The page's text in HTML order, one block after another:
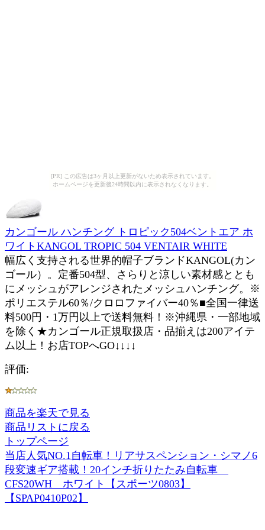
[PR] この広告は3ヶ月以上更新がないため表示されています。
ホームページを更新後24時間以内に表示されなくなります。
カンゴール ハンチング トロピック504ベントエア ホ
ワイトKANGOL TROPIC 504 VENTAIR WHITE
幅広く支持される世界的帽子ブランドKANGOL(カン
ゴール）。定番504型、さらりと涼しい素材感ととも
にメッシュがアレンジされたメッシュハンチング。※
ポリエステル60％/クロロファイバー40％■全国一律送
料500円・1万円以上で送料無料！※沖縄県・一部地域
を除く★カンゴール正規取扱店・品揃えは200アイテ
ム以上！お店TOPへGO↓↓↓↓
評価:
商品を楽天で見る
商品リストに戻る
トップページ
当店人気NO.1自転車！リアサスペンション・シマノ6
段変速ギア搭載！20インチ折りたたみ自転車
CFS20WH ホワイト【スポーツ0803】
【SPAP0410P02】